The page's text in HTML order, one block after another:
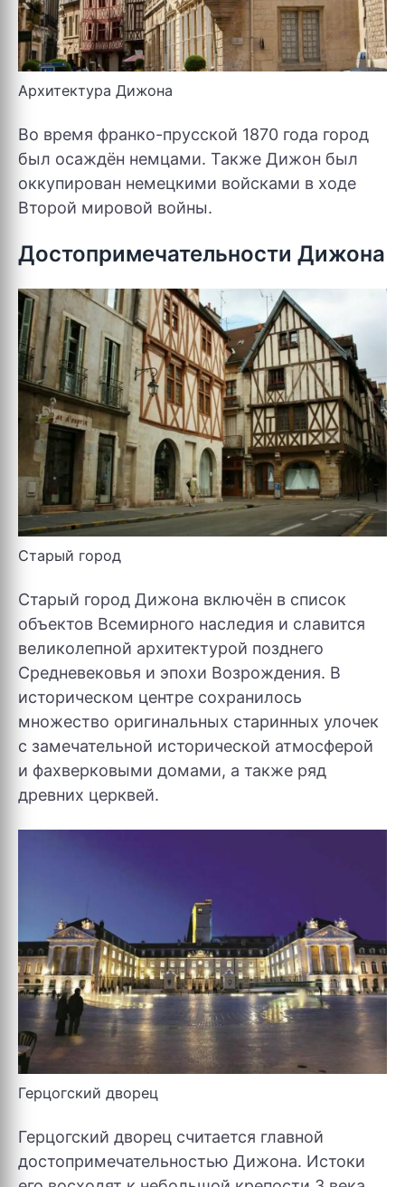
Архитектура Дижона
Во время франко-прусской 1870 года город
был осаждён немцами. Также Дижон был
оккупирован немецкими войсками в ходе
Второй мировой войны.
Достопримечательности Дижона
Старый город
Старый город Дижона включён в список
объектов Всемирного наследия и славится
великолепной архитектурой позднего
Средневековья и эпохи Возрождения. В
историческом центре сохранилось
множество оригинальных старинных улочек
с замечательной исторической атмосферой
и фахверковыми домами, а также ряд
древних церквей.
Герцогский дворец
Герцогский дворец считается главной
достопримечательностью Дижона. Истоки